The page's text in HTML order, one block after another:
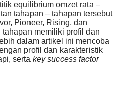
equilibrium omzet rata –
tahapan – tahapan tersebut
Pioneer, Rising, dan
memiliki profil dan
dalam artikel ini mencoba
profil dan karakteristik
serta key success factor